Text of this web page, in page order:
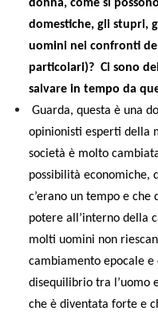
donna, come si
domestiche, gli stupri,
uomini nei confronti
particolari)? Ci sono
salvare in tempo da
Guarda, questa è una
opinionisti esperti della
società è molto
possibilità economiche,
c’erano un tempo e che
potere all’interno della
molti uomini non
cambiamento epocale
disequilibrio tra l’uomo
che è diventata forte e